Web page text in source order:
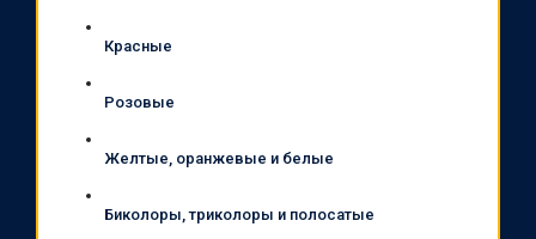
Красные
Розовые
Желтые, оранжевые и белые
Биколоры, триколоры и полосатые